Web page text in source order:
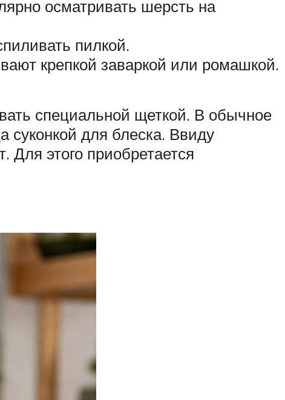
осматривать шерсть на
пилкой.
крепкой заваркой или ромашкой.
специальной щеткой. В обычное
суконкой для блеска. Ввиду
Для этого приобретается